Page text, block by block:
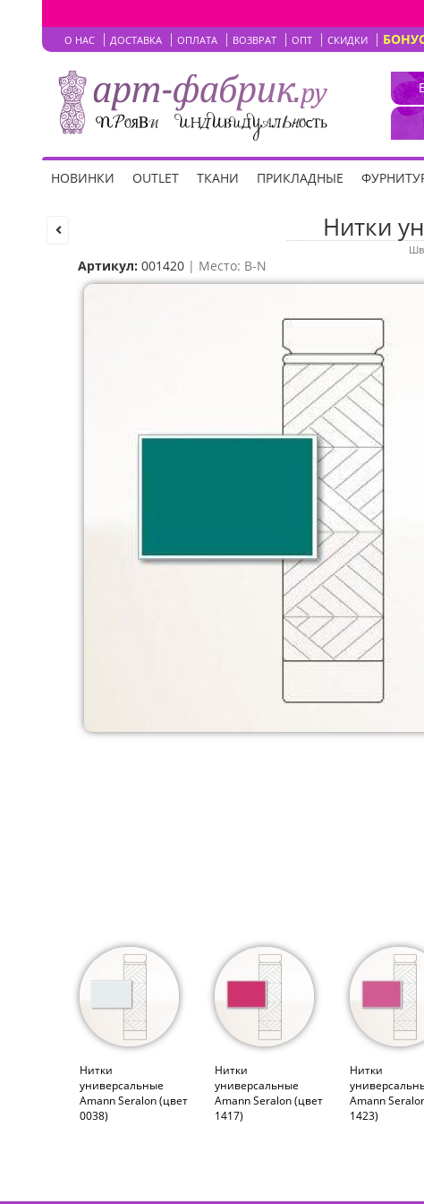
О НАС ДОСТАВКА ОПЛАТА ВОЗВРАТ ОПТ СКИДКИ
НОВИНКИ OUTLET ТКАНИ ПРИКЛАДНЫЕ
Нитки
Артикул: 001420 | Место: B-N
Нитки
универсальные
Amann Seralon (цвет
0038)
Нитки
универсальные
Amann Seralon (цвет
1417)
Нитки
Amann
1423)